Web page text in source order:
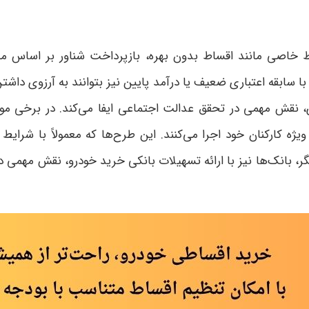
مانند اقساط بدون بهره، بازپرداخت شناور بر اساس
اعتباری ضعیف یا درآمد پایین نیز بتوانند به آرزوی
نقش مهمی در تحقق عدالت اجتماعی ایفا می‌کند. در برخی
کارکنان خود اجرا می‌کنند. این طرح‌ها که معمولاً با
بانک‌ها نیز با ارائه تسهیلات بانکی خرید خودرو، نقش مهمی